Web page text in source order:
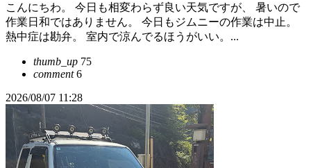
こんにちわ。 今日も相変わらず良い天気ですが、 暑いので
作業日和ではありません。 今日もジムニーの作業は中止。
熱中症は勘弁。 室内で涼んでるほうがいい。...
thumb_up 75
comment6
2026/08/07 11:28